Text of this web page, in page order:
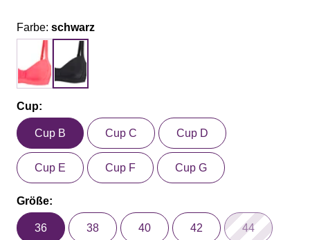
Farbe: schwarz
Cup:
Cup B Cup C Cup D
Cup E Cup F Cup G
Größe:
36 38 40 42 44